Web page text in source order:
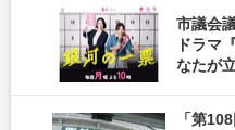
市議会
ドラマ
なたが
「第